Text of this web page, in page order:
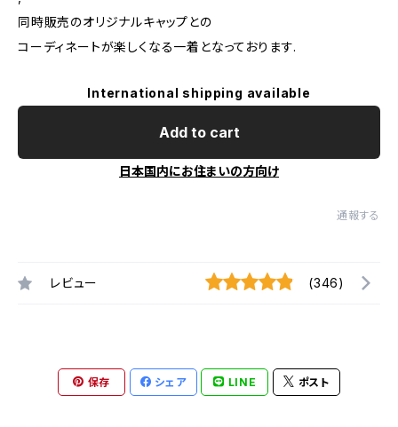
同時販売のオリジナルキャップとの
コーディネートが楽しくなる一着となっております.
International shipping available
Add to cart
日本国内にお住まいの方向け
通報する
レビュー (346)
保存 シェア LINE ポスト